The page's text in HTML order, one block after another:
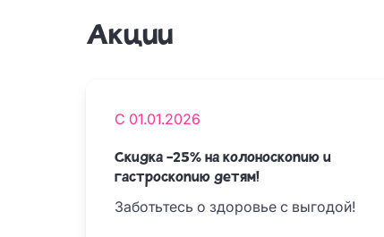
Акции
С 01.01.2026
Скидка -25% на колоноскопию и
гастроскопию детям!
Заботьтесь о здоровье с выгодой!